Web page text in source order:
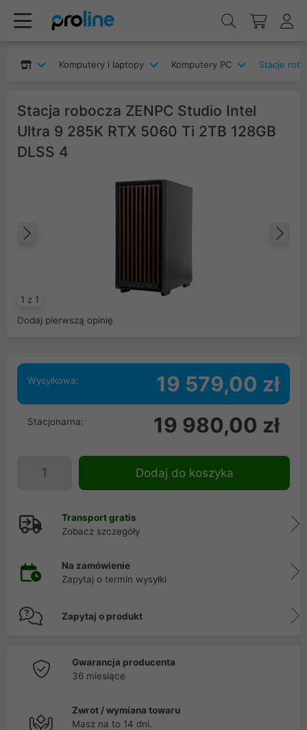
Komputery i laptopy Komputery PC Stacje
Stacja robocza ZENPC Studio Intel
Ultra 9 285K RTX 5060 Ti 2TB 128GB
DLSS 4
1 z 1
Dodaj pierwszą opinię
Wysyłkowa: 19 579,00 zł
Stacjonarna: 19 980,00 zł
Dodaj do koszyka
Transport gratis
Zobacz szczegóły
Na zamówienie
Zapytaj o termin wysyłki
Zapytaj o produkt
Gwarancja producenta
36 miesiące
Zwrot / wymiana towaru
Masz na to 14 dni.